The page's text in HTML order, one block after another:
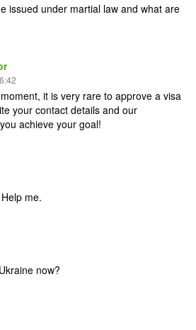
issued under martial law and what are
it is very rare to approve a visa
your contact details and our
achieve your goal!
me.
now?